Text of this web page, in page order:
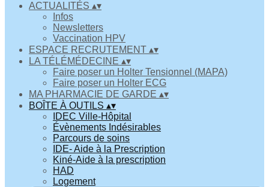
ACTUALITÉS ▴▾
Infos
Newsletters
Vaccination HPV
ESPACE RECRUTEMENT ▴▾
LA TÉLÉMÉDECINE ▴▾
Faire poser un Holter Tensionnel (MAPA)
Faire poser un Holter ECG
MA PHARMACIE DE GARDE ▴▾
BOÎTE À OUTILS ▴▾
IDEC Ville-Hôpital
Évènements Indésirables
Parcours de soins
IDE- Aide à la Prescription
Kiné-Aide à la prescription
HAD
Logement